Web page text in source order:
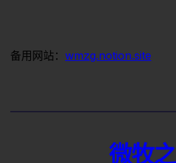
备用网站： wmzg.notion.site
微牧